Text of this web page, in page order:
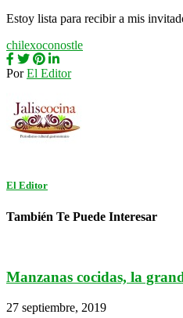
Estoy lista para recibir a mis
chilexoconostle
Por El Editor
El Editor
También Te Puede Interesar
Manzanas cocidas, la
27 septiembre, 2019